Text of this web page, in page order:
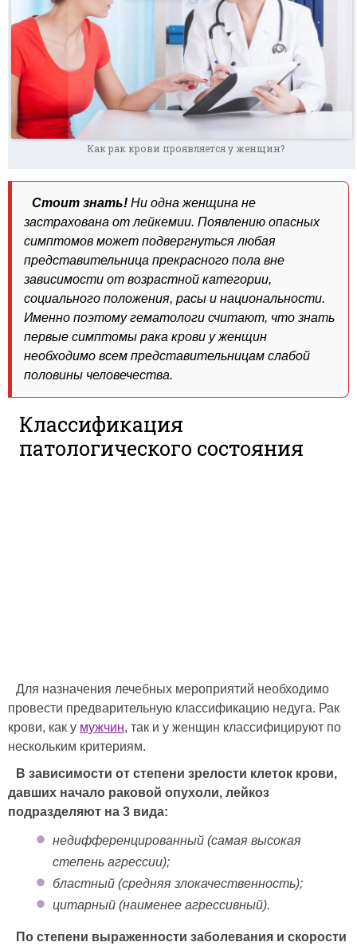
Как рак крови проявляется у женщин?
Стоит знать! Ни одна женщина не
застрахована от лейкемии. Появлению опасных
симптомов может подвергнуться любая
представительница прекрасного пола вне
зависимости от возрастной категории,
социального положения, расы и национальности.
Именно поэтому гематологи считают, что знать
первые симптомы рака крови у женщин
необходимо всем представительницам слабой
половины человечества.
Классификация
патологического состояния
Для назначения лечебных мероприятий необходимо
провести предварительную классификацию недуга. Рак
крови, как у мужчин, так и у женщин классифицируют по
нескольким критериям.
В зависимости от степени зрелости клеток крови,
давших начало раковой опухоли, лейкоз
подразделяют на 3 вида:
недифференцированный (самая высокая
степень агрессии);
бластный (средняя злокачественность);
цитарный (наименее агрессивный).
По степени выраженности заболевания и скорости